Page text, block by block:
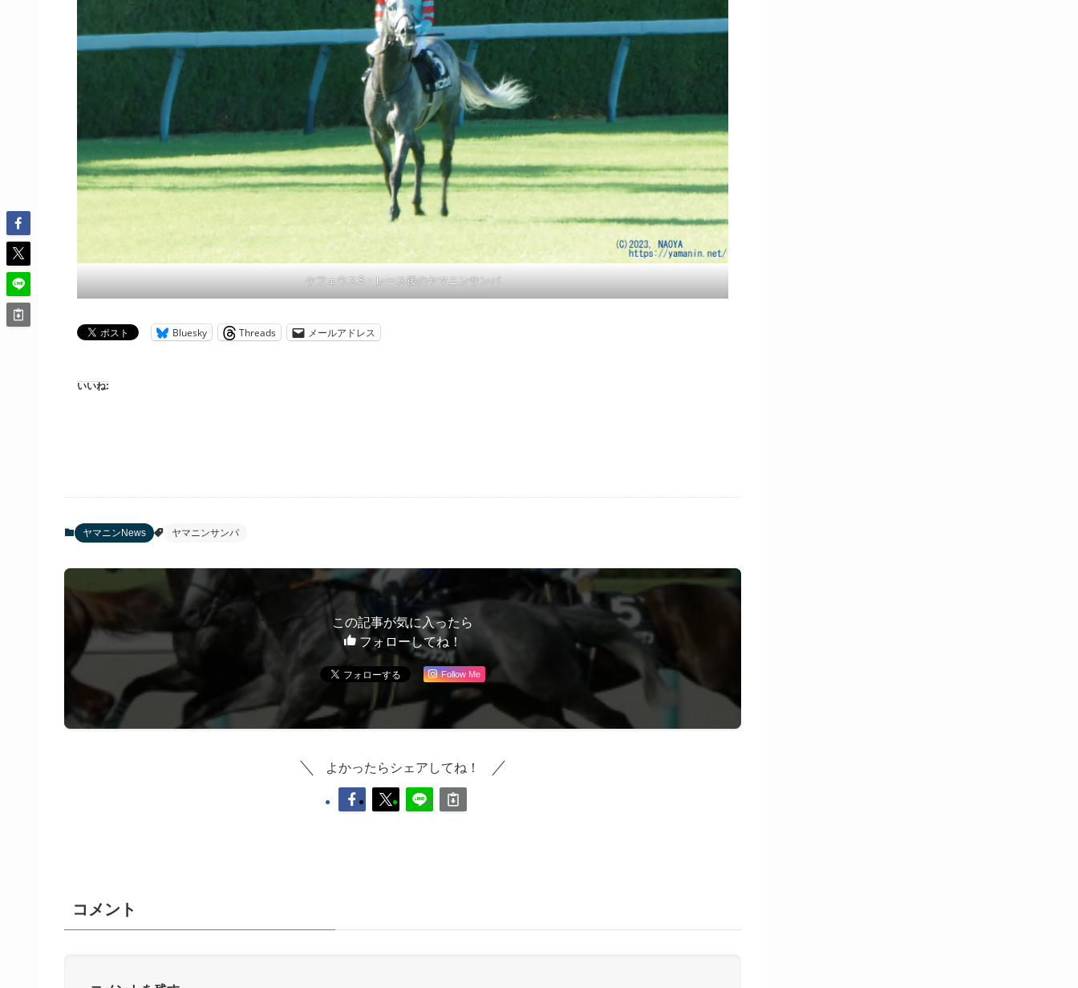
ケフェウスS・レース後のヤマニンサンパ
Bluesky Threads メールアドレス
いいね:
ヤマニンNews ヤマニンサンパ
この記事が気に入ったら
フォローしてね！
Follow Me
よかったらシェアしてね！
コメント